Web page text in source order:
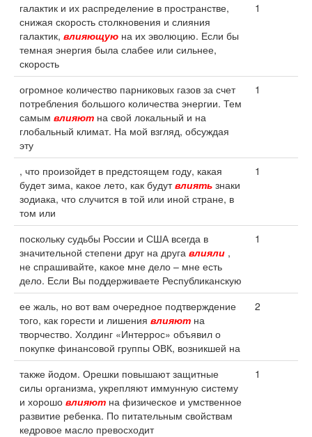
галактик и их распределение в пространстве,
снижая скорость столкновения и слияния
галактик, влияющую на их эволюцию. Если бы
темная энергия была слабее или сильнее,
скорость
1
огромное количество парниковых газов за счет
потребления большого количества энергии. Тем
самым влияют на свой локальный и на
глобальный климат. На мой взгляд, обсуждая
эту
1
, что произойдет в предстоящем году, какая
будет зима, какое лето, как будутвлиять знаки
зодиака, что случится в той или иной стране, в
том или
1
поскольку судьбы России и США всегда в
значительной степени друг на друга влияли ,
не спрашивайте, какое мне дело – мне есть
дело. Если Вы поддерживаете Республиканскую
1
ее жаль, но вот вам очередное подтверждение
того, как горести и лишения влияют на
творчество. Холдинг «Интеррос» объявил о
покупке финансовой группы ОВК, возникшей на
2
также йодом. Орешки повышают защитные
силы организма, укрепляют иммунную систему
и хорошо влияют на физическое и умственное
развитие ребенка. По питательным свойствам
кедровое масло превосходит
1